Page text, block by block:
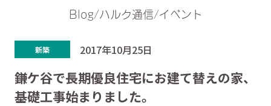
Blog/ハルク通信/イベント
新築 2017年10月25日
鎌ケ谷で長期優良住宅にお建て替えの家、
基礎工事始まりました。